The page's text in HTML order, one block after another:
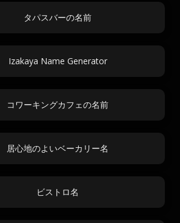
タパスバーの名前
Izakaya Name Generator
コワーキングカフェの名前
居心地のよいベーカリー名
ビストロ名